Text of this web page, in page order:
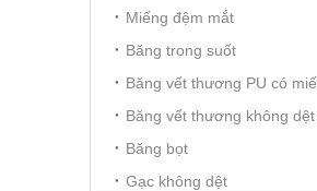
Miếng đệm mắt
Băng trong suốt
Băng bọt
Gạc không dệt